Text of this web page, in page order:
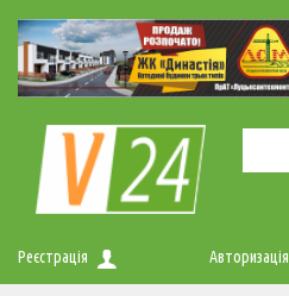
Реєстрація Авторизація